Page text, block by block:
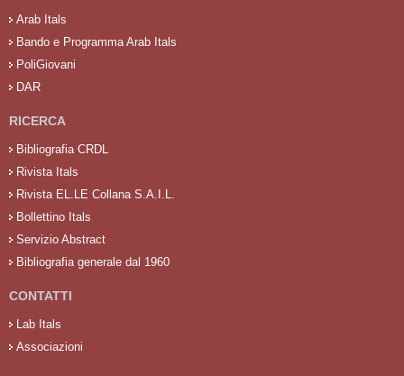
Arab Itals
Bando e Programma Arab Itals
PoliGiovani
DAR
RICERCA
Bibliografia CRDL
Rivista Itals
Rivista EL.LE Collana S.A.I.L.
Bollettino Itals
Servizio Abstract
Bibliografia generale dal 1960
CONTATTI
Lab Itals
Associazioni